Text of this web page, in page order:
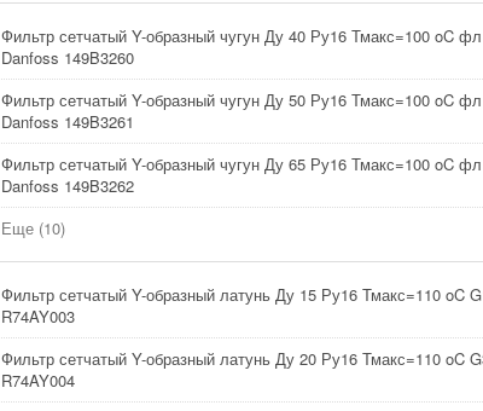
Фильтр сетчатый Y-образный чугун Ду 40 Ру16 Тмакс=100 oC
Danfoss 149B3260
Фильтр сетчатый Y-образный чугун Ду 50 Ру16 Тмакс=100 oC
Danfoss 149B3261
Фильтр сетчатый Y-образный чугун Ду 65 Ру16 Тмакс=100 oC
Danfoss 149B3262
Еще (10)
Фильтр сетчатый Y-образный латунь Ду 15 Ру16 Тмакс=110 oC
R74AY003
Фильтр сетчатый Y-образный латунь Ду 20 Ру16 Тмакс=110 oC
R74AY004